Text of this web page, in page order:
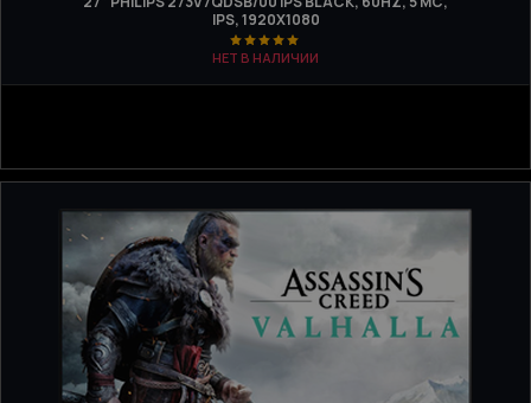
IPS, 1920X1080
НЕТ В НАЛИЧИИ